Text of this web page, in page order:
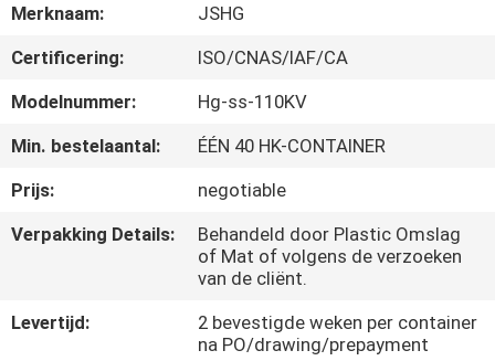
ONGEVEER
ONS
FABRIEKSREIS
KWALITEITSCONTROLE
ONS
Merknaam:
JSHG
Certificering:
ISO/CNAS/IAF/CA
Modelnummer:
Hg-ss-110KV
Min. bestelaantal:
ÉÉN 40 HK-CONTAINER
Prijs:
negotiable
Verpakking Details:
Behandeld door Plastic Omslag
of Mat of volgens de verzoeken
van de cliënt.
Levertijd:
2 bevestigde weken per container
na PO/drawing/prepayment